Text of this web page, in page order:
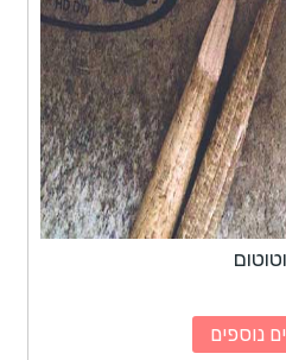
נוספים